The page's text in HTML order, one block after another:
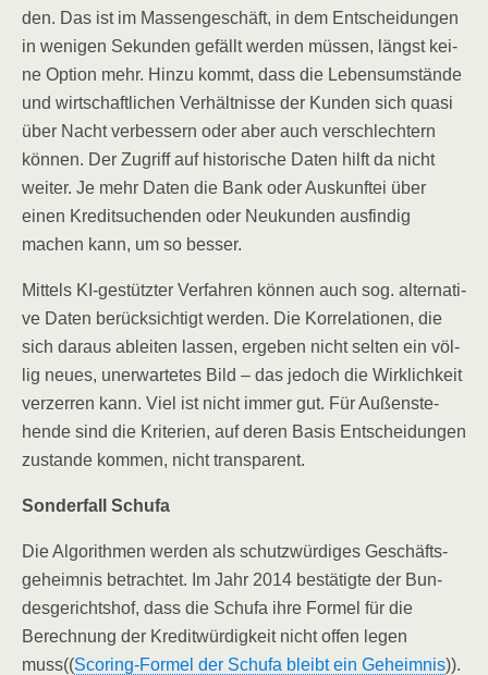
den. Das ist im Mas­sen­ge­schäft, in dem Ent­schei­dun­gen
in weni­gen Sekun­den gefällt wer­den müs­sen, längst kei­
ne Opti­on mehr. Hin­zu kommt, dass die Lebens­um­stän­de
und wirt­schaft­li­chen Ver­hält­nis­se der Kun­den sich qua­si
über Nacht ver­bes­sern oder aber auch ver­schlech­tern
kön­nen. Der Zugriff auf his­to­ri­sche Daten hilft da nicht
wei­ter. Je mehr Daten die Bank oder Aus­kunf­tei über
einen Kre­dit­su­chen­den oder Neu­kun­den aus­fin­dig
machen kann, um so besser.
Mit­tels KI-gestütz­ter Ver­fah­ren kön­nen auch sog. alter­na­ti­
ve Daten berück­sich­tigt wer­den. Die Kor­re­la­tio­nen, die
sich dar­aus ablei­ten las­sen, erge­ben nicht sel­ten ein völ­
lig neu­es, uner­war­te­tes Bild – das jedoch die Wirk­lich­keit
ver­zer­ren kann. Viel ist nicht immer gut. Für Außen­ste­
hen­de sind die Kri­te­ri­en, auf deren Basis Ent­schei­dun­gen
zustan­de kom­men, nicht transparent.
Son­der­fall Schufa
Die Algo­rith­men wer­den als schutz­wür­di­ges Geschäfts­
ge­heim­nis betrach­tet. Im Jahr 2014 bestä­tig­te der Bun­
des­ge­richts­hof, dass die Schufa ihre For­mel für die
Berech­nung der Kre­dit­wür­dig­keit nicht offen legen
muss((Scoring-For­mel der Schufa bleibt ein Geheim­nis)).